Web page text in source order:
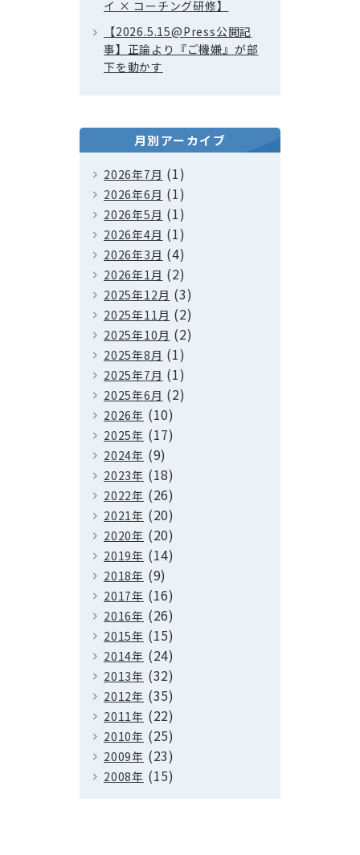
イ × コーチング研修】
【2026.5.15@Press公開記
事】正論より『ご機嫌』が部
下を動かす
月別アーカイブ
2026年7月 (1)
2026年6月 (1)
2026年5月 (1)
2026年4月 (1)
2026年3月 (4)
2026年1月 (2)
2025年12月 (3)
2025年11月 (2)
2025年10月 (2)
2025年8月 (1)
2025年7月 (1)
2025年6月 (2)
2026年 (10)
2025年 (17)
2024年 (9)
2023年 (18)
2022年 (26)
2021年 (20)
2020年 (20)
2019年 (14)
2018年 (9)
2017年 (16)
2016年 (26)
2015年 (15)
2014年 (24)
2013年 (32)
2012年 (35)
2011年 (22)
2010年 (25)
2009年 (23)
2008年 (15)